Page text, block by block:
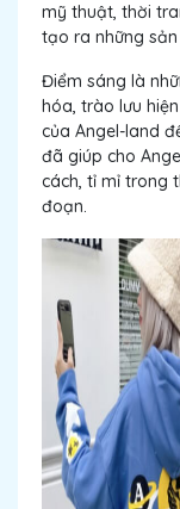
mỹ thuật, thời
tạo ra những
Điểm sáng là
hóa, trào lưu
của Angel-land
đã giúp cho
cách, tỉ mỉ trong
đoạn.